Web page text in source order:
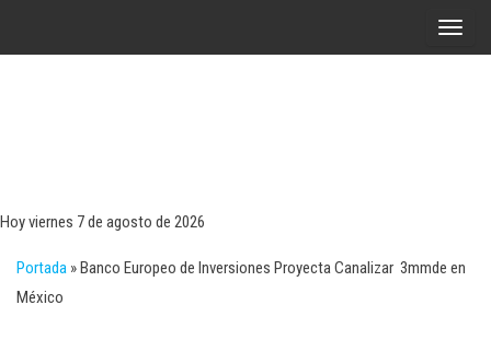
A
l
Hoy viernes 7 de agosto de 2026
Portada »Banco Europeo de Inversiones Proyecta Canalizar 3mmde en
México